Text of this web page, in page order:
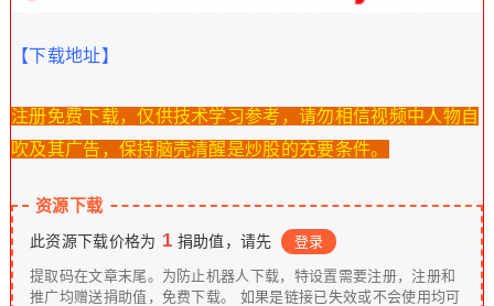
【下载地址】
注册免费下载，仅供技术学习参考，请勿相信视频中人物自
吹及其广告，保持脑壳清醒是炒股的充要条件。
资源下载
此资源下载价格为 1 捐助值，请先 登录
提取码在文章末尾。为防止机器人下载，特设置需要注册，注册和
推广均赠送捐助值，免费下载。 如果是链接已失效或不会使用均可